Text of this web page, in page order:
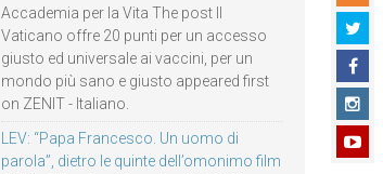
Accademia per la Vita The post Il
Vaticano offre 20 punti per un accesso
giusto ed universale ai vaccini, per un
mondo più sano e giusto appeared first
on ZENIT - Italiano.
LEV: “Papa Francesco. Un uomo di
parola”, dietro le quinte dell’omonimo film